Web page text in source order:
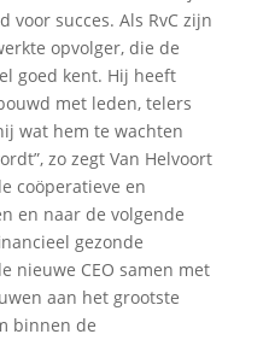
voor succes. Als RvC zijn
opvolger, die de
goed kent. Hij heeft
met leden, telers
wat hem te wachten
zo zegt Van Helvoort
coöperatieve en
en naar de volgende
gezonde
nieuwe CEO samen met
aan het grootste
binnen de